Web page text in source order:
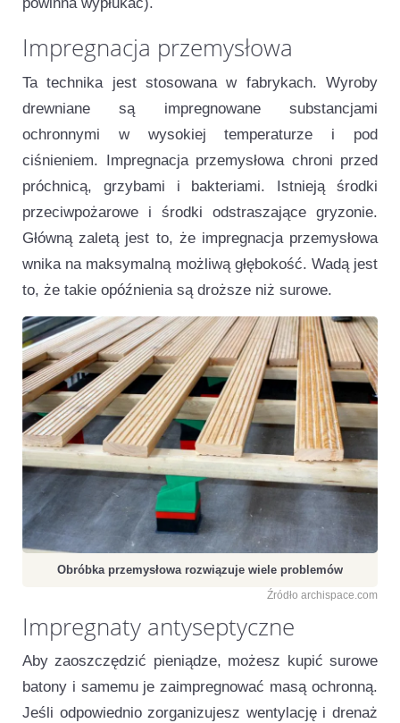
Impregnacja przemysłowa
Ta technika jest stosowana w fabrykach. Wyroby
drewniane są impregnowane substancjami
ochronnymi w wysokiej temperaturze i pod
ciśnieniem. Impregnacja przemysłowa chroni przed
próchnicą, grzybami i bakteriami. Istnieją środki
przeciwpożarowe i środki odstraszające gryzonie.
Główną zaletą jest to, że impregnacja przemysłowa
wnika na maksymalną możliwą głębokość. Wadą jest
to, że takie opóźnienia są droższe niż surowe.
Obróbka przemysłowa rozwiązuje wiele problemów
Źródło archispace.com
Impregnaty antyseptyczne
Aby zaoszczędzić pieniądze, możesz kupić surowe
batony i samemu je zaimpregnować masą ochronną.
Jeśli odpowiednio zorganizujesz wentylację i drenaż